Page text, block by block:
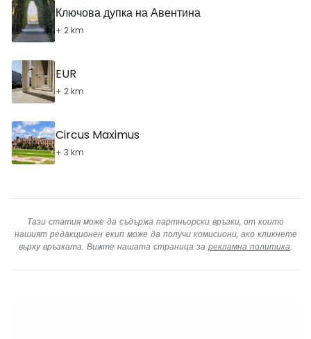
Ключова дупка на Авентина
+ 2 km
EUR
+ 2 km
Circus Maximus
+ 3 km
Тази статия може да съдържа партньорски връзки, от които
нашият редакционен екип може да получи комисиони, ако кликнете
върху връзката. Вижте нашата страница за рекламна политика.